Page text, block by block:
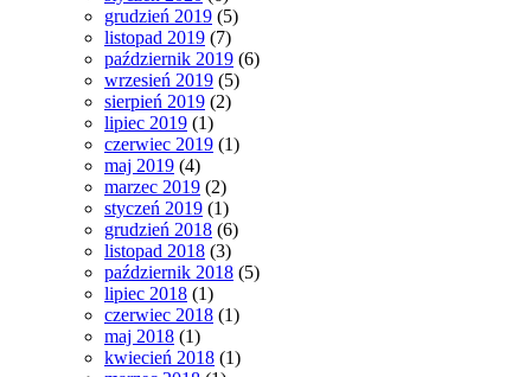
grudzień 2019 (5)
listopad 2019 (7)
październik 2019 (6)
wrzesień 2019 (5)
sierpień 2019 (2)
lipiec 2019 (1)
czerwiec 2019 (1)
maj 2019 (4)
marzec 2019 (2)
styczeń 2019 (1)
grudzień 2018 (6)
listopad 2018 (3)
październik 2018 (5)
lipiec 2018 (1)
czerwiec 2018 (1)
maj 2018 (1)
kwiecień 2018 (1)